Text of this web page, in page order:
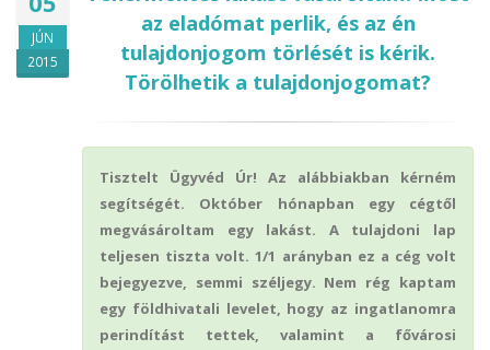
JÚN
2015
az eladómat perlik, és az én
tulajdonjogom törlését is kérik.
Törölhetik a tulajdonjogomat?
Tisztelt Ügyvéd Úr! Az alábbiakban kérném
segítségét. Október hónapban egy cégtől
megvásároltam egy lakást. A tulajdoni lap
teljesen tiszta volt. 1/1 arányban ez a cég volt
bejegyezve, semmi széljegy. Nem rég kaptam
egy földhivatali levelet, hogy az ingatlanomra
perindítást tettek, valamint a fővárosi